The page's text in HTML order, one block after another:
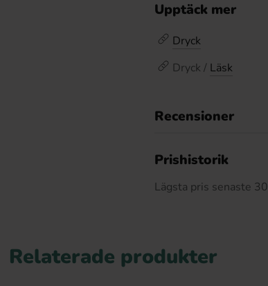
Upptäck mer
Dryck
Dryck / Läsk
Recensioner
Prishistorik
Lägsta pris senaste
Relaterade produkter